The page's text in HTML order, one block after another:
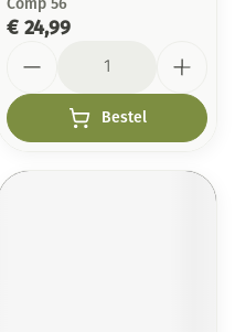
Comp 56
€ 24,99
Bestel